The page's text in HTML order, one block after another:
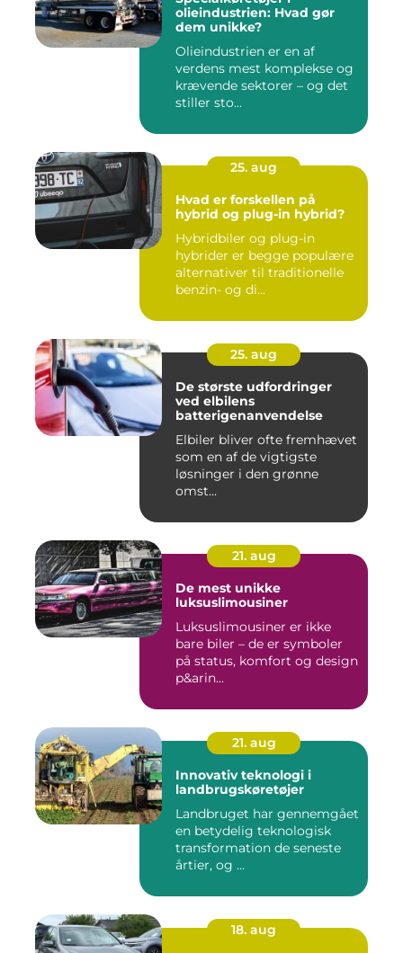
olieindustrien: Hvad gør
dem unikke?
Olieindustrien er en af
verdens mest komplekse og
krævende sektorer – og det
stiller sto...
25. aug
Hvad er forskellen på
hybrid og plug-in hybrid?
Hybridbiler og plug-in
hybrider er begge populære
alternativer til traditionelle
benzin- og di...
25. aug
De største udfordringer
ved elbilens
batterigenanvendelse
Elbiler bliver ofte fremhævet
som en af de vigtigste
løsninger i den grønne
omst...
21. aug
De mest unikke
luksuslimousiner
Luksuslimousiner er ikke
bare biler – de er symboler
på status, komfort og design
p&arin...
21. aug
Innovativ teknologi i
landbrugskøretøjer
Landbruget har gennemgået
en betydelig teknologisk
transformation de seneste
årtier, og ...
18. aug